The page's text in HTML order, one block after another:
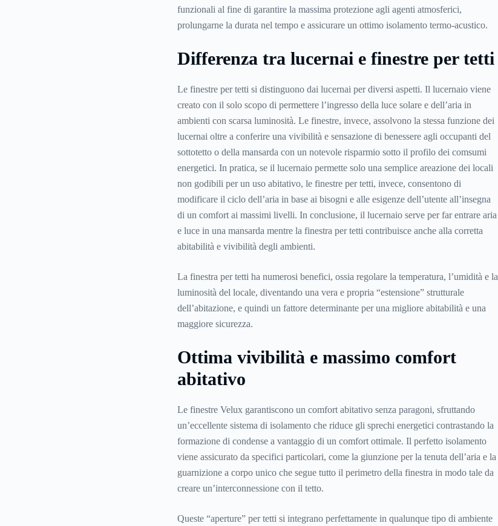
funzionali al fine di garantire la massima protezione agli agenti atmosferici,
prolungarne la durata nel tempo e assicurare un ottimo isolamento termo-acustico.
Differenza tra lucernai e finestre per tetti
Le finestre per tetti si distinguono dai lucernai per diversi aspetti. Il lucernaio viene
creato con il solo scopo di permettere l’ingresso della luce solare e dell’aria in
ambienti con scarsa luminosità. Le finestre, invece, assolvono la stessa funzione dei
lucernai oltre a conferire una vivibilità e sensazione di benessere agli occupanti del
sottotetto o della mansarda con un notevole risparmio sotto il profilo dei comsumi
energetici. In pratica, se il lucernaio permette solo una semplice areazione dei locali
non godibili per un uso abitativo, le finestre per tetti, invece, consentono di
modificare il ciclo dell’aria in base ai bisogni e alle esigenze dell’utente all’insegna
di un comfort ai massimi livelli. In conclusione, il lucernaio serve per far entrare aria
e luce in una mansarda mentre la finestra per tetti contribuisce anche alla corretta
abitabilità e vivibilità degli ambienti.
La finestra per tetti ha numerosi benefici, ossia regolare la temperatura, l’umidità e la
luminosità del locale, diventando una vera e propria “estensione” strutturale
dell’abitazione, e quindi un fattore determinante per una migliore abitabilità e una
maggiore sicurezza.
Ottima vivibilità e massimo comfort
abitativo
Le finestre Velux garantiscono un comfort abitativo senza paragoni, sfruttando
un’eccellente sistema di isolamento che riduce gli sprechi energetici contrastando la
formazione di condense a vantaggio di un comfort ottimale. Il perfetto isolamento
viene assicurato da specifici particolari, come la giunzione per la tenuta dell’aria e la
guarnizione a corpo unico che segue tutto il perimetro della finestra in modo tale da
creare un’interconnessione con il tetto.
Queste “aperture” per tetti si integrano perfettamente in qualunque tipo di ambiente